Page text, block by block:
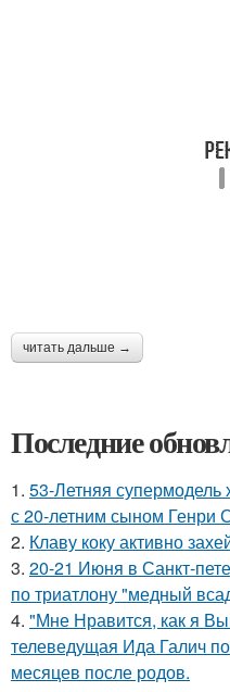
читать дальше →
Последние
1. 53-Летняя супермодель
с 20-летним сыном Генри
2. Клаву коку активно
3. 20-21 Июня в Санкт-
по триатлону "медный
4. "Мне Нравится, как я
телеведущая Ида Галич
месяцев после родов.